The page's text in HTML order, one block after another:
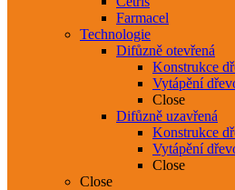
Farmacel
Technologie
Difůzně otevřená
Konstrukce
Vytápění
Close
Difůzně uzavřená
Konstrukce
Vytápění
Close
Close